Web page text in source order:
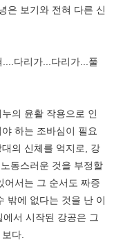
은 보기와 전혀 다른 신
다리가...다리가...풀
의 윤활 작용으로 인
하는 조바심이 필요
의 신체를 억지로, 강
동스러운 것을 부정할
어서는 그 순서도 짜증
밖에 없다는 것을 난 이
서 시작된 강공은 그
다.